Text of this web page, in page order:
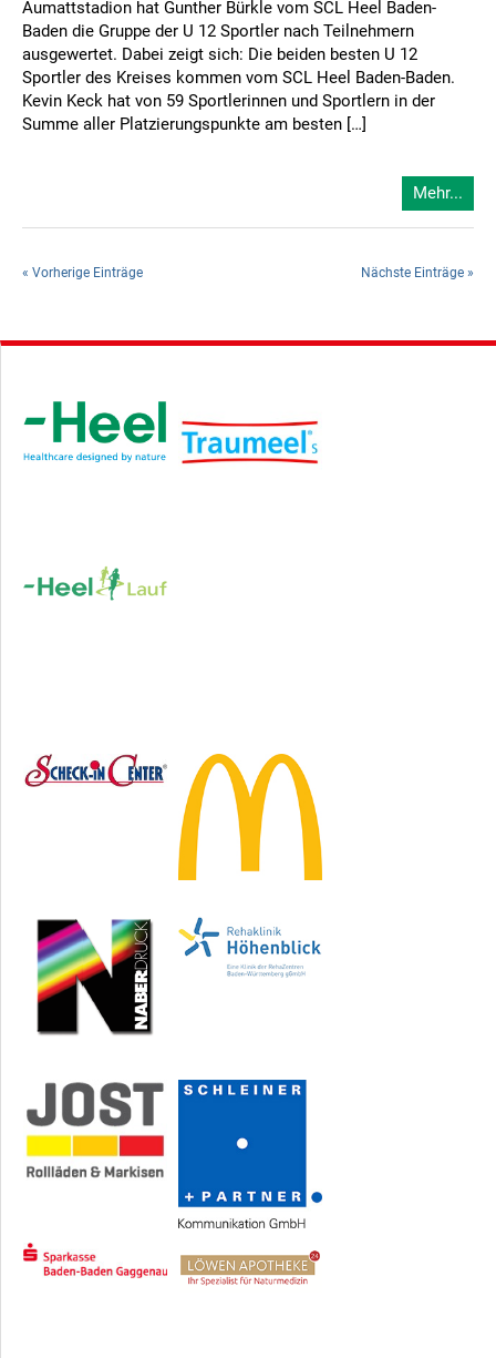
Aumattstadion hat Gunther Bürkle vom SCL Heel Baden-
Baden die Gruppe der U 12 Sportler nach Teilnehmern
ausgewertet. Dabei zeigt sich: Die beiden besten U 12
Sportler des Kreises kommen vom SCL Heel Baden-Baden.
Kevin Keck hat von 59 Sportlerinnen und Sportlern in der
Summe aller Platzierungspunkte am besten […]
Mehr...
« Vorherige Einträge Nächste Einträge »